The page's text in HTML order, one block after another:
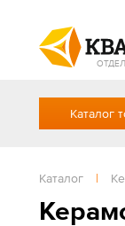
Каталог
Каталог |